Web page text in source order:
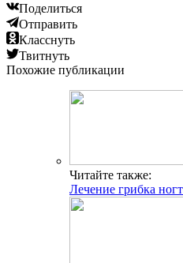
Поделиться
Отправить
Класснуть
Твитнуть
Похожие публикации
Читайте также:
Лечение грибка